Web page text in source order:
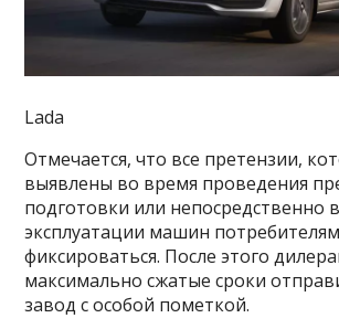
Lada
Отмечается, что все претензии,
выявлены во время проведения
подготовки или непосредственно
эксплуатации машин
фиксироваться. После этого
максимально сжатые сроки
завод с особой пометкой.